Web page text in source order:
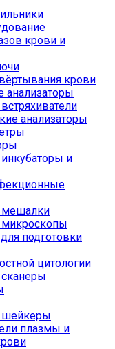
крови и
крови
анализаторы
анализаторы
и
мешалки
подготовки
цитологии
шейкеры
плазмы и